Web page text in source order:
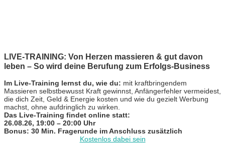
LIVE-TRAINING: Von Herzen massieren & gut davon
leben – So wird deine Berufung zum Erfolgs-Business
Im Live-Training lernst du, wie du: mit kraftbringendem
Massieren selbstbewusst Kraft gewinnst, Anfängerfehler vermeidest,
die dich Zeit, Geld & Energie kosten und wie du gezielt Werbung
machst, ohne aufdringlich zu wirken.
Das Live-Training findet online statt:
26.08.26, 19:00 – 20:00 Uhr
Bonus: 30 Min. Fragerunde im Anschluss zusätzlich
Kostenlos dabei sein